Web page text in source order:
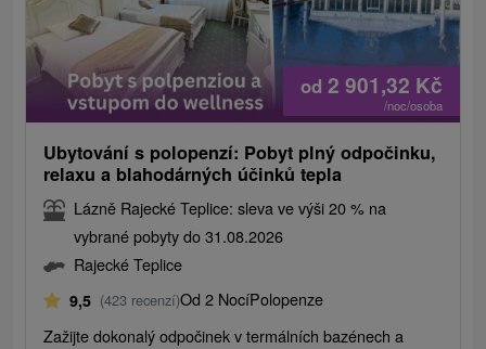
od 2 901,32 Kč
/noc/osoba
Ubytování s polopenzí: Pobyt plný odpočinku,
relaxu a blahodárných účinků tepla
Lázně Rajecké Teplice: sleva ve výši 20 % na
vybrané pobyty do 31.08.2026
Rajecké Teplice
9,5 (423 recenzí)Od 2 NocíPolopenze
Zažijte dokonalý odpočinek v termálních bazénech a